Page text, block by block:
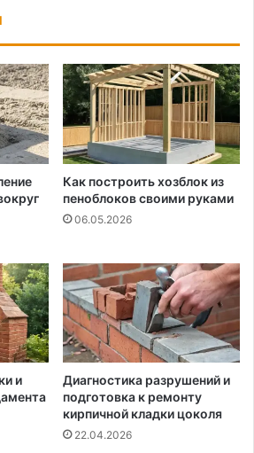
Как построить хозблок из
пеноблоков своими руками
06.05.2026
и
Диагностика разрушений и
подготовка к ремонту
кирпичной кладки цоколя
22.04.2026